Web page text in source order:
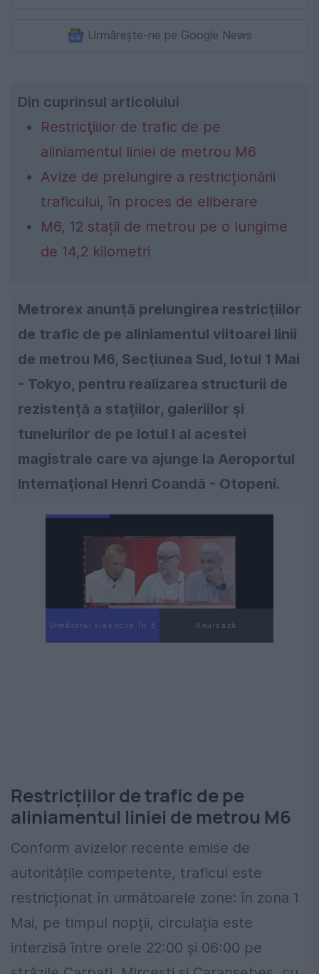
Urmărește-ne pe Google News
Din cuprinsul articolului
Restricţiilor de trafic de pe
aliniamentul liniei de metrou M6
Avize de prelungire a restricționării
traficului, în proces de eliberare
M6, 12 stații de metrou pe o lungime
de 14,2 kilometri
Metrorex anunţă prelungirea restricţiilor
de trafic de pe aliniamentul viitoarei linii
de metrou M6, Secţiunea Sud, lotul 1 Mai
- Tokyo, pentru realizarea structurii de
rezistenţă a staţiilor, galeriilor şi
tunelurilor de pe lotul I al acestei
magistrale care va ajunge la Aeroportul
Internaţional Henri Coandă - Otopeni.
Următorul videoclip în 3 Anulează
Restricţiilor de trafic de pe
aliniamentul liniei de metrou M6
Conform avizelor recente emise de
autoritățile competente, traficul este
restricționat în următoarele zone: în zona 1
Mai, pe timpul nopții, circulația este
interzisă între orele 22:00 și 06:00 pe